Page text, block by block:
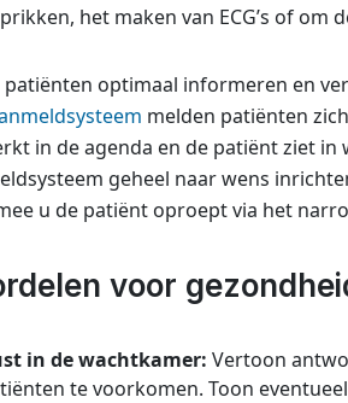
het maken van ECG’s of
patiënten optimaal informeren en
melden patiënten
in de agenda en de patiënt ziet
geheel naar wens
u de patiënt oproept via het
voor
in de wachtkamer: Vertoon
te voorkomen. Toon